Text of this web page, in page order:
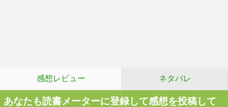
感想レビュー ネタバレ
あなたも読書メーターに登録して感想を投稿して